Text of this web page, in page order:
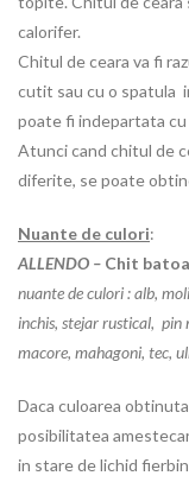
calorifer.
Chitul de ceara va fi
cutit sau cu o spatula
poate fi indepartata
Atunci cand chitul de
diferite, se poate
Nuante de culori:
ALLENDO – Chit
nuante de culori : alb,
inchis, stejar rustical, pin
macore, mahagoni, tec,
Daca culoarea
posibilitatea
in stare de lichid